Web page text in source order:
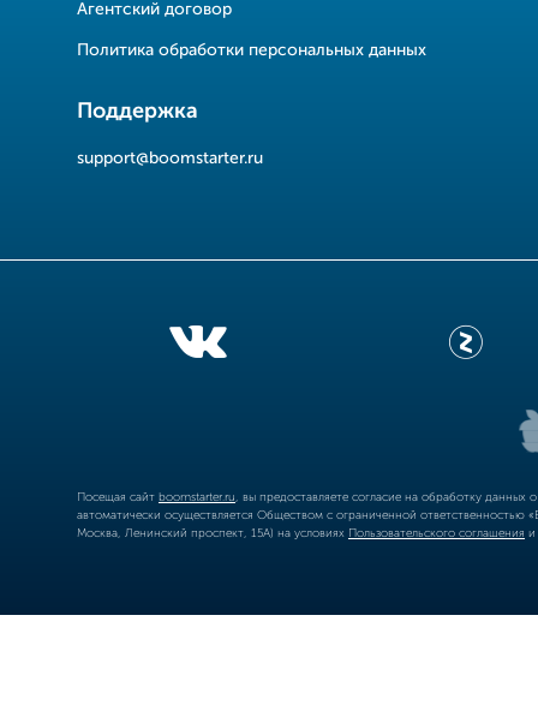
Агентский договор
Политика обработки персональных данных
Поддержка
support@boomstarter.ru
Посещая сайт boomstarter.ru , вы предоставляете согласие на обработку
автоматически осуществляется Обществом с ограниченной
Москва, Ленинский проспект, 15А) на условиях Пользовательского соглашения и